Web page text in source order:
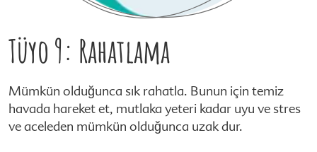
Tüyo 9: Rahatlama
Mümkün olduğunca sık rahatla. Bunun için temiz
havada hareket et, mutlaka yeteri kadar uyu ve stres
ve aceleden mümkün olduğunca uzak dur.